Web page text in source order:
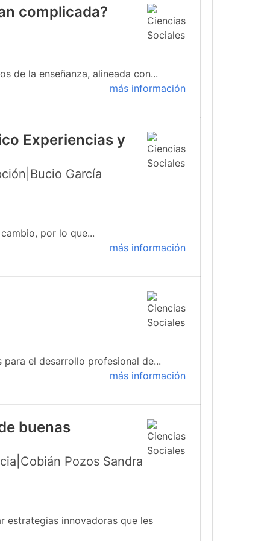
complicada?
de la enseñanza, alineada con...
más información
Experiencias y
García
por lo que...
más información
el desarrollo profesional de...
más información
buenas
Pozos Sandra
estrategias innovadoras que les